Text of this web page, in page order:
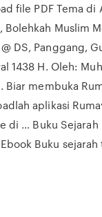
file PDF Tema di
Bolehkah Muslim
DS, Panggang,
1438 H. Oleh:
Biar membuka
aplikasi
di … Buku Sejarah
Buku